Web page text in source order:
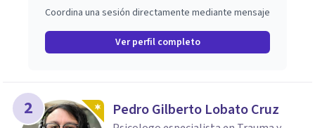
Coordina una sesión directamente mediante mensaje
Ver perfil completo
2 Pedro Gilberto Lobato Cruz